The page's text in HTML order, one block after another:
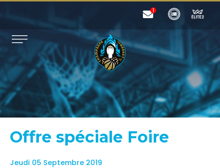
Offre spéciale Foire
Jeudi 05 Septembre 2019